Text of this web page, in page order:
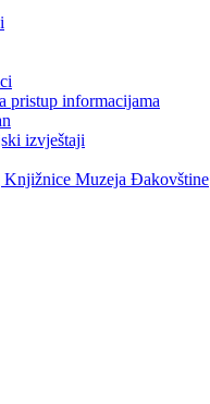
pristup informacijama
izvještaji
Knjižnice Muzeja Đakovštine